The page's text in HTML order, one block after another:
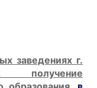
заведениях г.
получение